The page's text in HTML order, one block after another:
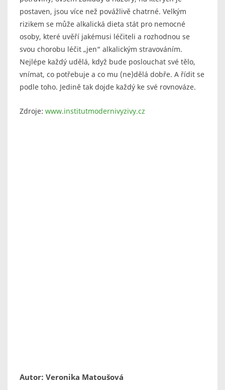
postaven, jsou více než povážlivě chatrné. Velkým
rizikem se může alkalická dieta stát pro nemocné
osoby, které uvěří jakémusi léčiteli a rozhodnou se
svou chorobu léčit „jen“ alkalickým stravováním.
Nejlépe každý udělá, když bude poslouchat své tělo,
vnímat, co potřebuje a co mu (ne)dělá dobře. A řídit se
podle toho. Jedině tak dojde každý ke své rovnováze.
Zdroje: www.institutmodernivyzivy.cz
Autor: Veronika Matoušová